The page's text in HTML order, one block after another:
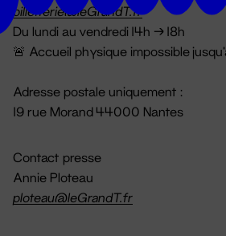
billetterie@leGrandT.fr
Du lundi au vendredi 14h → 18h
🚨 Accueil physique impossible
Adresse postale uniquement :
19 rue Morand 44000 Nantes
Contact presse
Annie Ploteau
ploteau@leGrandT.fr